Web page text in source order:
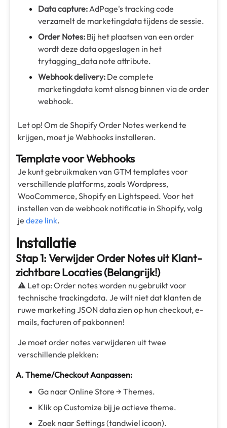
Data capture: AdPage's tracking code
verzamelt de marketingdata tijdens de sessie.
Order Notes: Bij het plaatsen van een order
wordt deze data opgeslagen in het
trytagging_data note attribute.
Webhook delivery: De complete
marketingdata komt alsnog binnen via de order
webhook.
Let op! Om de Shopify Order Notes werkend te
krijgen, moet je Webhooks installeren.
Template voor Webhooks
Je kunt gebruikmaken van GTM templates voor
verschillende platforms, zoals Wordpress,
WooCommerce, Shopify en Lightspeed. Voor het
instellen van de webhook notificatie in Shopify, volg
je deze link.
Installatie
Stap 1: Verwijder Order Notes uit Klant-
zichtbare Locaties (Belangrijk!)
⚠️ Let op: Order notes worden nu gebruikt voor
technische trackingdata. Je wilt niet dat klanten de
ruwe marketing JSON data zien op hun checkout, e-
mails, facturen of pakbonnen!
Je moet order notes verwijderen uit twee
verschillende plekken:
A. Theme/Checkout Aanpassen:
Ga naar Online Store → Themes.
Klik op Customize bij je actieve theme.
Zoek naar Settings (tandwiel icoon).